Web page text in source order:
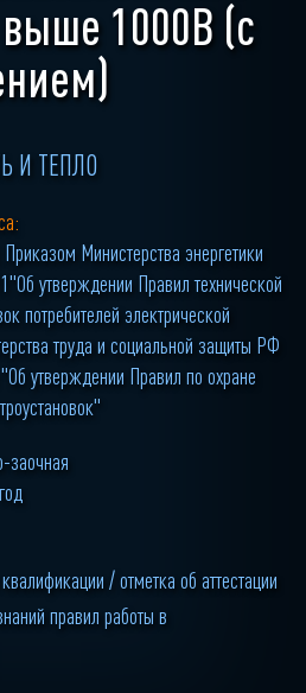
1000В (с
И ТЕПЛО
Министерства энергетики
утверждении Правил технической
потребителей электрической
труда и социальной защиты РФ
утверждении Правил по охране
заочная
/ отметка об аттестации
правил работы в